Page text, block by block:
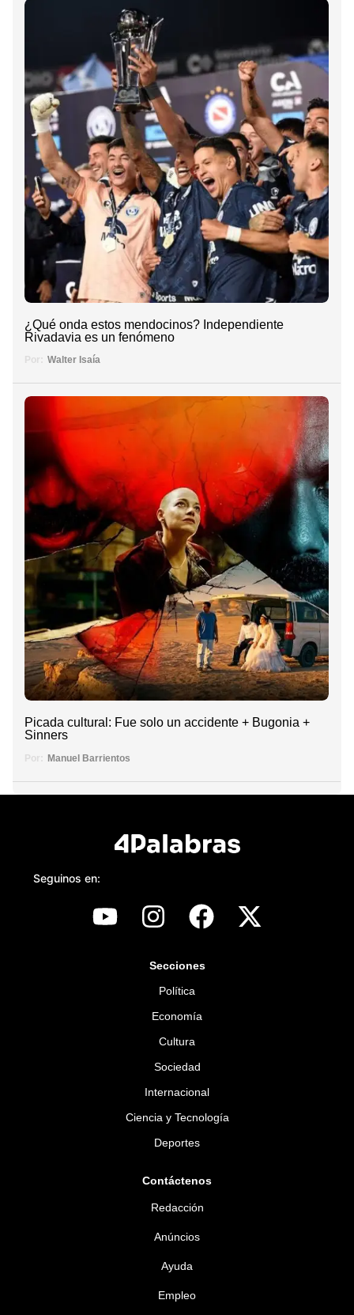
¿Qué onda estos mendocinos? Independiente
Rivadavia es un fenómeno
Por: Walter Isaía
Picada cultural: Fue solo un accidente + Bugonia +
Sinners
Por: Manuel Barrientos
Seguinos en:
Secciones
Política
Economía
Cultura
Sociedad
Internacional
Ciencia y Tecnología
Deportes
Contáctenos
Redacción
Anúncios
Ayuda
Empleo